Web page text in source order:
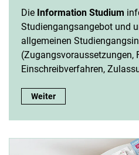
Die Information Studium
Studiengangsangebot und
allgemeinen
(Zugangsvoraussetzungen,
Einschreibverfahren,
Fragen zum
Weiter